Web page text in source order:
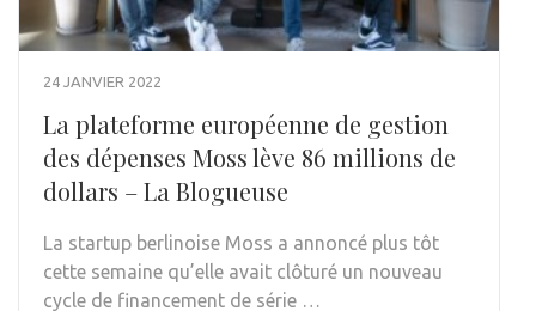
24 JANVIER 2022
La plateforme européenne de gestion
des dépenses Moss lève 86 millions de
dollars – La Blogueuse
La startup berlinoise Moss a annoncé plus tôt
cette semaine qu’elle avait clôturé un nouveau
cycle de financement de série …